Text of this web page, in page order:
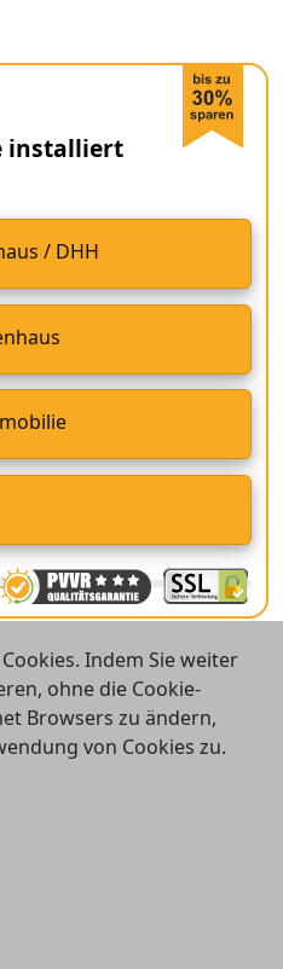
installiert
/ DHH
GmbH
Indem Sie weiter
ohne die Cookie-
Browsers zu ändern,
von Cookies zu.